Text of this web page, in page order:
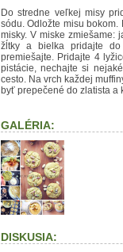
Do stredne veľkej misy
sódu. Odložte misu
misky. V miske zmiešame:
žĺtky a bielka pridajte do
premiešajte. Pridajte 4
pistácie, nechajte si
cesto. Na vrch každej
byť prepečené do zlatista a
GALÉRIA:
DISKUSIA: